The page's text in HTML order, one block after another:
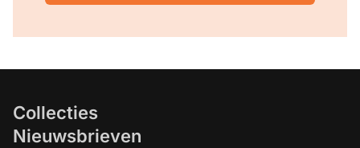
Collecties
Nieuwsbrieven